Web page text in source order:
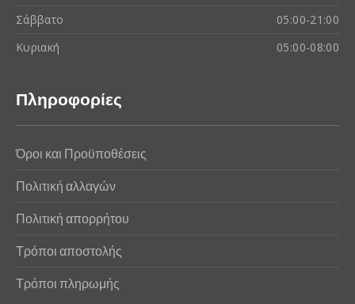
Σάββατο
05:00-21:00
Κυριακή
05:00-08:00
Πληροφορίες
Όροι και Προϋποθέσεις
Πολιτική αλλαγών
Πολιτική απορρήτου
Τρόποι αποστολής
Τρόποι πληρωμής